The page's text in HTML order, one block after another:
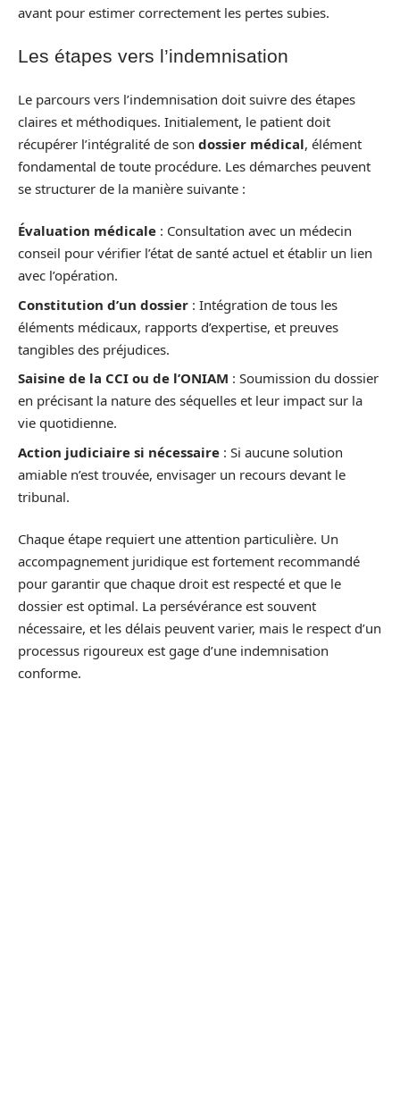
avant pour estimer correctement les pertes subies.
Les étapes vers l’indemnisation
Le parcours vers l’indemnisation doit suivre des étapes
claires et méthodiques. Initialement, le patient doit
récupérer l’intégralité de son dossier médical, élément
fondamental de toute procédure. Les démarches peuvent
se structurer de la manière suivante :
Évaluation médicale : Consultation avec un médecin
conseil pour vérifier l’état de santé actuel et établir un lien
avec l’opération.
Constitution d’un dossier : Intégration de tous les
éléments médicaux, rapports d’expertise, et preuves
tangibles des préjudices.
Saisine de la CCI ou de l’ONIAM : Soumission du dossier
en précisant la nature des séquelles et leur impact sur la
vie quotidienne.
Action judiciaire si nécessaire : Si aucune solution
amiable n’est trouvée, envisager un recours devant le
tribunal.
Chaque étape requiert une attention particulière. Un
accompagnement juridique est fortement recommandé
pour garantir que chaque droit est respecté et que le
dossier est optimal. La persévérance est souvent
nécessaire, et les délais peuvent varier, mais le respect d’un
processus rigoureux est gage d’une indemnisation
conforme.